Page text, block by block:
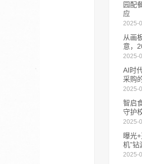
园配
应
2025-
从画
意，
2025-
AI时
采购
2025-
智启
守护
2025-
曝光
机”钻
2025-